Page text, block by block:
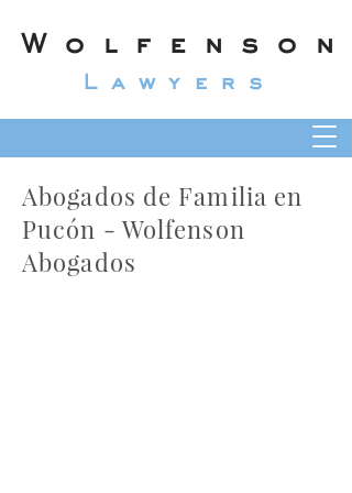
Wolfenson
Lawyers
Abogados de Familia en
Pucón - Wolfenson
Abogados